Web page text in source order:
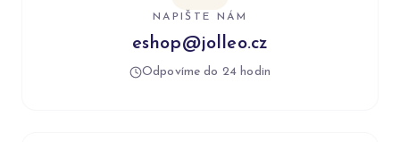
NAPIŠTE NÁM
eshop@jolleo.cz
Odpovíme do 24 hodin